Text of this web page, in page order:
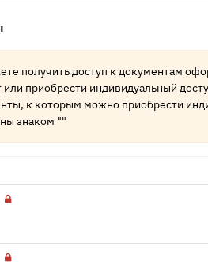
получить доступ к документам
или приобрести индивидуальный
к которым можно приобрести
знаком ""